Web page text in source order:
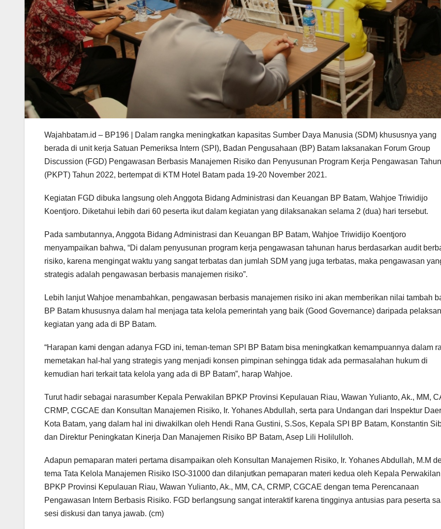
Wajahbatam.id – BP196 | Dalam rangka meningkatkan kapasitas Sumber Daya Manusia (SDM) khususnya yang
berada di unit kerja Satuan Pemeriksa Intern (SPI), Badan Pengusahaan (BP) Batam laksanakan Forum Group
Discussion (FGD) Pengawasan Berbasis Manajemen Risiko dan Penyusunan Program Kerja Pengawasan
(PKPT) Tahun 2022, bertempat di KTM Hotel Batam pada 19-20 November 2021.
Kegiatan FGD dibuka langsung oleh Anggota Bidang Administrasi dan Keuangan BP Batam, Wahjoe Triwidijo
Koentjoro. Diketahui lebih dari 60 peserta ikut dalam kegiatan yang dilaksanakan selama 2 (dua) hari tersebut.
Pada sambutannya, Anggota Bidang Administrasi dan Keuangan BP Batam, Wahjoe Triwidijo Koentjoro
menyampaikan bahwa, “Di dalam penyusunan program kerja pengawasan tahunan harus berdasarkan audit
risiko, karena mengingat waktu yang sangat terbatas dan jumlah SDM yang juga terbatas, maka pengawasan
strategis adalah pengawasan berbasis manajemen risiko”.
Lebih lanjut Wahjoe menambahkan, pengawasan berbasis manajemen risiko ini akan memberikan nilai tambah
BP Batam khususnya dalam hal menjaga tata kelola pemerintah yang baik (Good Governance) daripada
kegiatan yang ada di BP Batam.
“Harapan kami dengan adanya FGD ini, teman-teman SPI BP Batam bisa meningkatkan kemampuannya dalam
memetakan hal-hal yang strategis yang menjadi konsen pimpinan sehingga tidak ada permasalahan hukum di
kemudian hari terkait tata kelola yang ada di BP Batam”, harap Wahjoe.
Turut hadir sebagai narasumber Kepala Perwakilan BPKP Provinsi Kepulauan Riau, Wawan Yulianto, Ak., MM,
CRMP, CGCAE dan Konsultan Manajemen Risiko, Ir. Yohanes Abdullah, serta para Undangan dari Inspektur
Kota Batam, yang dalam hal ini diwakilkan oleh Hendi Rana Gustini, S.Sos, Kepala SPI BP Batam, Konstantin
dan Direktur Peningkatan Kinerja Dan Manajemen Risiko BP Batam, Asep Lili Holilulloh.
Adapun pemaparan materi pertama disampaikan oleh Konsultan Manajemen Risiko, Ir. Yohanes Abdullah, M.M
tema Tata Kelola Manajemen Risiko ISO-31000 dan dilanjutkan pemaparan materi kedua oleh Kepala Perwakilan
BPKP Provinsi Kepulauan Riau, Wawan Yulianto, Ak., MM, CA, CRMP, CGCAE dengan tema Perencanaan
Pengawasan Intern Berbasis Risiko. FGD berlangsung sangat interaktif karena tingginya antusias para peserta
sesi diskusi dan tanya jawab. (cm)